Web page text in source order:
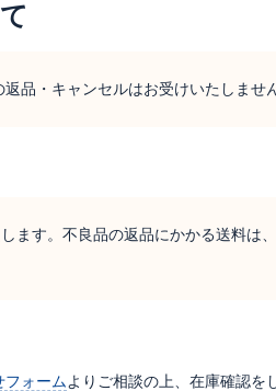
品・キャンセルはお受けいたしません
ます。不良品の返品にかかる送料は、
フォームよりご相談の上、在庫確認を